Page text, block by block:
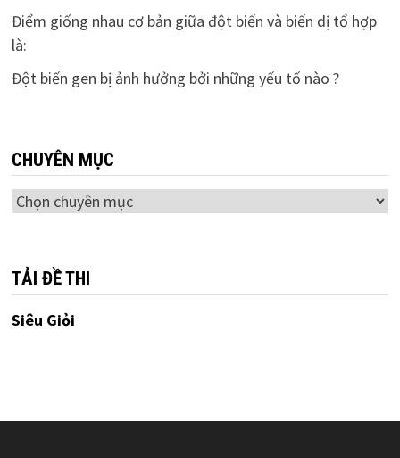
Điểm giống nhau cơ bản giữa đột biến và biến dị tổ hợp
là:
Đột biến gen bị ảnh hưởng bởi những yếu tố nào ?
CHUYÊN MỤC
Chuyên
TẢI ĐỀ THI
Siêu Giỏi